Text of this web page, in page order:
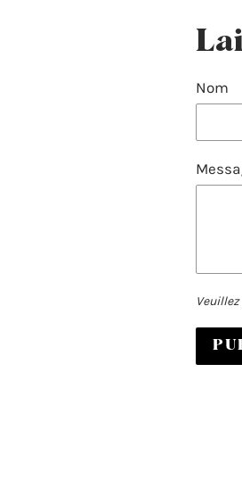
Nom